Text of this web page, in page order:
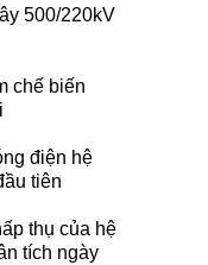
500/220kV
chế biến
điện hệ
tiên
thụ của hệ
tích ngày